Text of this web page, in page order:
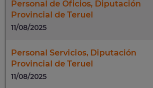
Personal de Oficios, Diputación
Provincial de Teruel
11/08/2025
Personal Servicios, Diputación
Provincial de Teruel
11/08/2025